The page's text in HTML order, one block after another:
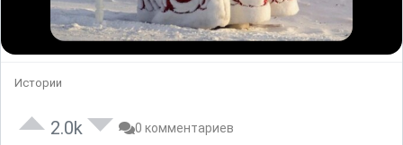
Истории
2.0k 0 комментариев